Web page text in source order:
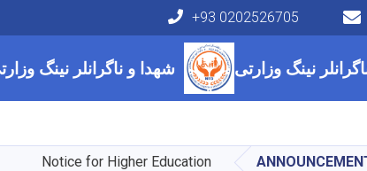
+93 0202526705
نینگ وزارتی شهدا و ناگرانلر نینگ
Notice for Higher Education